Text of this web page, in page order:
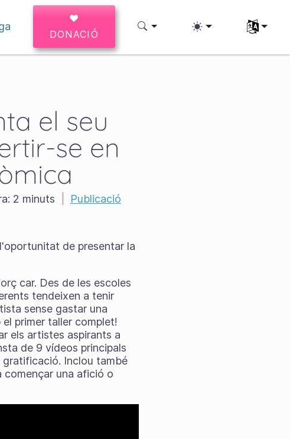
♥
DONACIÓ
el seu
se en
2 minuts
Publicació
de presentar la
car. Des de les escoles
tendeixen a tenir
sense gastar una
primer taller complet!
els artistes aspirants a
de 9 vídeos principals
gratificació. Inclou també
una afició o